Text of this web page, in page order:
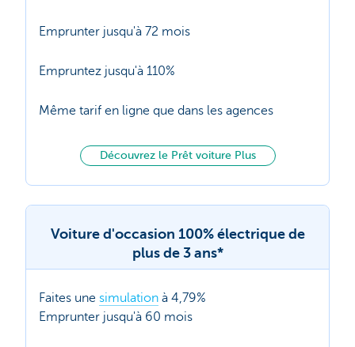
Emprunter jusqu'à 72 mois
Empruntez jusqu'à 110%
Même tarif en ligne que dans les agences
Découvrez le Prêt voiture Plus
Voiture d'occasion 100% électrique de
plus de 3 ans*
Faites une simulation à 4,79%
Emprunter jusqu'à 60 mois